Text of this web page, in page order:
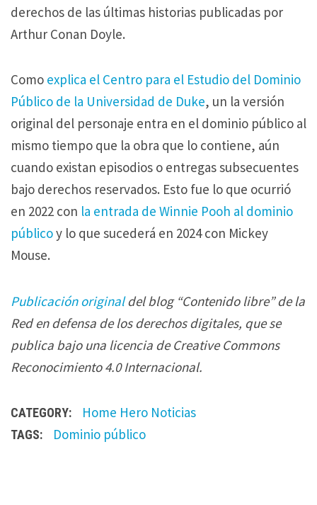
derechos de las últimas historias publicadas por
Arthur Conan Doyle.
Como explica el Centro para el Estudio del Dominio
Público de la Universidad de Duke, un la versión
original del personaje entra en el dominio público al
mismo tiempo que la obra que lo contiene, aún
cuando existan episodios o entregas subsecuentes
bajo derechos reservados. Esto fue lo que ocurrió
en 2022 con la entrada de Winnie Pooh al dominio
públicoy lo que sucederá en 2024 con Mickey
Mouse.
Publicación originaldel blog “Contenido libre” de la
Red en defensa de los derechos digitales, que se
publica bajo una licencia de Creative Commons
Reconocimiento 4.0 Internacional.
CATEGORY: Home Hero Noticias
TAGS: Dominio público